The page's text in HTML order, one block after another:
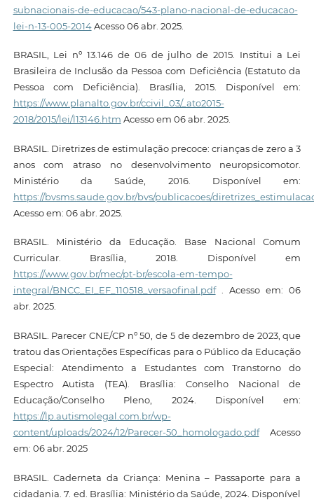
subnacionais-de-educacao/543-plano-nacional-de-educacao-
lei-n-13-005-2014Acesso 06 abr. 2025.
BRASIL, Lei nº 13.146 de 06 de julho de 2015. Institui a Lei
Brasileira de Inclusão da Pessoa com Deficiência (Estatuto da
Pessoa com Deficiência). Brasília, 2015. Disponível em:
https://www.planalto.gov.br/ccivil_03/_ato2015-
2018/2015/lei/l13146.htm Acesso em 06 abr. 2025.
BRASIL. Diretrizes de estimulação precoce: crianças de zero a 3
anos com atraso no desenvolvimento neuropsicomotor.
Ministério da Saúde, 2016. Disponível em:
https://bvsms.saude.gov.br/bvs/publicacoes/
Acesso em: 06 abr. 2025.
BRASIL. Ministério da Educação. Base Nacional Comum
Curricular. Brasília, 2018. Disponível em
https://www.gov.br/mec/pt-br/escola-em-tempo-
integral/BNCC_EI_EF_110518_versaofinal.pdf. Acesso em: 06
abr. 2025.
BRASIL. Parecer CNE/CP nº 50, de 5 de dezembro de 2023, que
tratou das Orientações Específicas para o Público da Educação
Especial: Atendimento a Estudantes com Transtorno do
Espectro Autista (TEA). Brasília: Conselho Nacional de
Educação/Conselho Pleno, 2024. Disponível em:
https://lp.autismolegal.com.br/wp-
content/uploads/2024/12/Parecer-50_homologado.pdfAcesso
em: 06 abr. 2025
BRASIL. Caderneta da Criança: Menina – Passaporte para a
cidadania. 7. ed. Brasília: Ministério da Saúde, 2024. Disponível